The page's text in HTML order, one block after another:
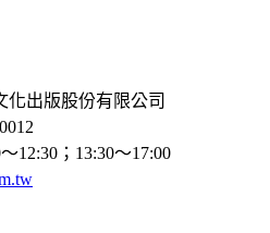
化出版股份有限公司
12:30；13:30～17:00